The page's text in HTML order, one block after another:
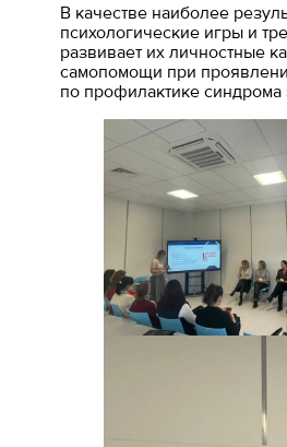
В качестве наиболее
психологические игры и
развивает их личностные
самопомощи при
по профилактике